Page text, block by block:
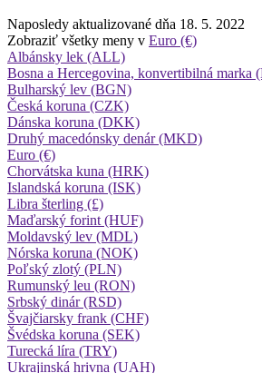
Naposledy aktualizované dňa 18. 5. 2022
Zobraziť všetky meny v Euro (€)
Albánsky lek (ALL)
Bosna a Hercegovina, konvertibilná marka
Bulharský lev (BGN)
Česká koruna (CZK)
Dánska koruna (DKK)
Druhý macedónsky denár (MKD)
Euro (€)
Chorvátska kuna (HRK)
Islandská koruna (ISK)
Libra šterling (£)
Maďarský forint (HUF)
Moldavský lev (MDL)
Nórska koruna (NOK)
Poľský zlotý (PLN)
Rumunský leu (RON)
Srbský dinár (RSD)
Švajčiarsky frank (CHF)
Švédska koruna (SEK)
Turecká líra (TRY)
Ukrajinská hrivna (UAH)